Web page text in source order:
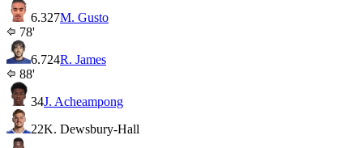
6.327M. Gusto
78'
6.724R. James
88'
34J. Acheampong
22K. Dewsbury-Hall